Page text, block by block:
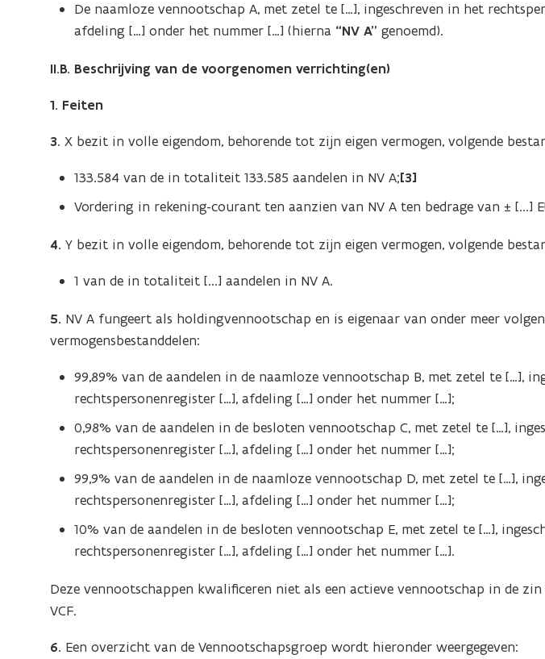
De naamloze vennootschap A, met zetel te […], ingeschreven in het
afdeling […] onder het nummer […] (hierna “NV A”genoemd).
II.B. Beschrijving van de voorgenomen verrichting(en)
1. Feiten
3. X bezit in volle eigendom, behorende tot zijn eigen vermogen, volgende
133.584 van de in totaliteit 133.585 aandelen in NV A;[3]
Vordering in rekening-courant ten aanzien van NV A ten bedrage van ± [...]
4. Y bezit in volle eigendom, behorende tot zijn eigen vermogen, volgende
1 van de in totaliteit [...] aandelen in NV A.
5. NV A fungeert als holdingvennootschap en is eigenaar van onder meer
vermogensbestanddelen:
99,89% van de aandelen in de naamloze vennootschap B, met zetel te […],
rechtspersonenregister […], afdeling […] onder het nummer […];
0,98% van de aandelen in de besloten vennootschap C, met zetel te […],
rechtspersonenregister […], afdeling […] onder het nummer […];
99,9% van de aandelen in de naamloze vennootschap D, met zetel te […],
rechtspersonenregister […], afdeling […] onder het nummer […];
10% van de aandelen in de besloten vennootschap E, met zetel te […],
rechtspersonenregister […], afdeling […] onder het nummer […].
Deze vennootschappen kwalificeren niet als een actieve vennootschap in de
VCF.
6. Een overzicht van de Vennootschapsgroep wordt hieronder weergegeven: